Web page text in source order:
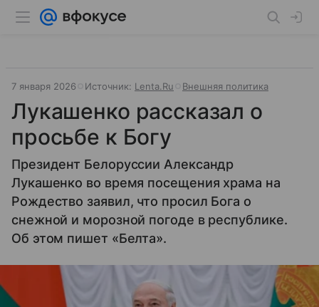
7 января 2026 Источник: Lenta.Ru Внешняя политика
Лукашенко рассказал о
просьбе к Богу
Президент Белоруссии Александр
Лукашенко во время посещения храма на
Рождество заявил, что просил Бога о
снежной и морозной погоде в республике.
Об этом пишет «Белта».